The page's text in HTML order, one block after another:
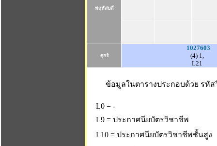
พฤหัสบดี
ศุกร์
1027603
(4) 1,
L21
ข้อมูลในตารางประกอบด้วย รหั
L0 = -
L9 = ประกาศนียบัตรวิชาชีพ
L10 = ประกาศนียบัตรวิชาชีพชั้นสูง